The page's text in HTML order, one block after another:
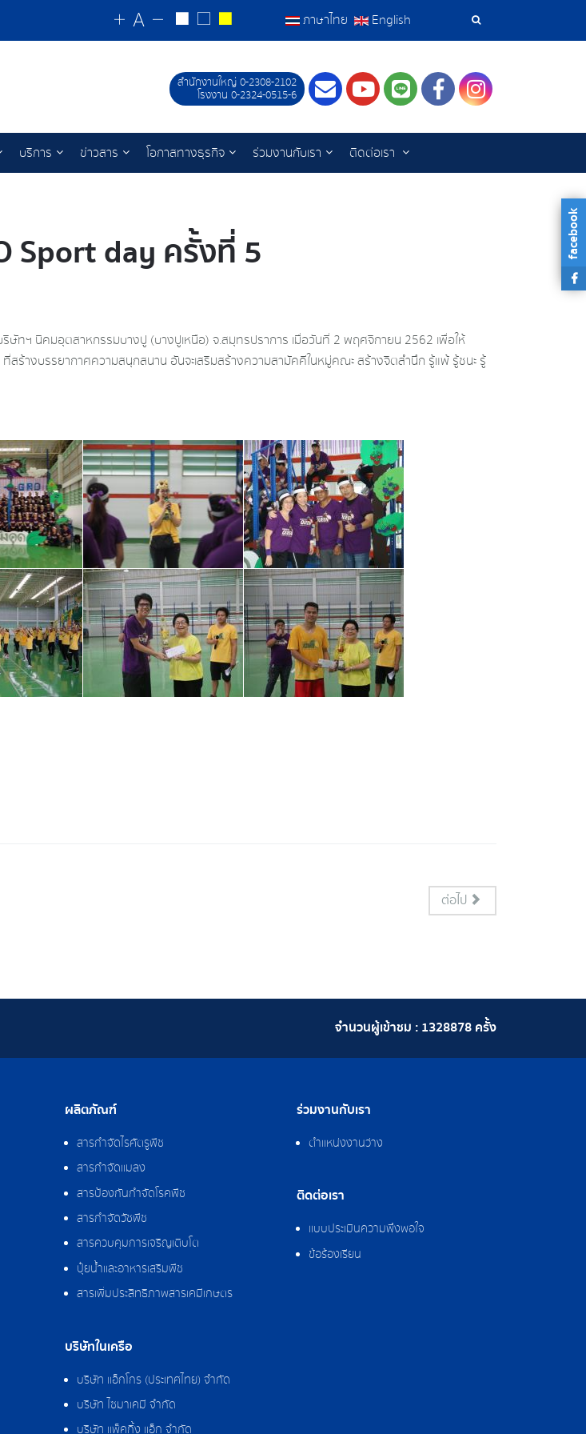
เครื่อง
ค้นหา
ภาษาไทย English
สำนักงานใหญ่ 0-2308-2102
โรงงาน 0-2324-0515-6
ContactYoutube
LINEFacebookInstagram
บริการ ข่าวสาร โอกาสทางธุรกิจ ร่วมงานกับเรา ติดต่อเรา
Sport day ครั้งที่ 5
ษัทฯ นิคมอุตสาหกรรมบางปู (บางปูเหนือ) จ.สมุทรปราการ เมื่อวันที่ 2 พฤศจิกายน 2562 เพื่อให้
ร้างบรรยากาศความสนุกสนาน อันจะเสริมสร้างความสามัคคีในหมู่คณะ สร้างจิตสำนึก รู้แพ้ รู้ชนะ รู้
ต่อไป
จำนวนผู้เข้าชม : 1328878 ครั้ง
ผลิตภัณฑ์
สารกำจัดไรศัตรูพืช
สารกำจัดแมลง
สารป้องกันกำจัดโรคพืช
สารกำจัดวัชพืช
สารควบคุมการเจริญเติบโต
ปุ๋ยน้ำและอาหารเสริมพืช
สารเพิ่มประสิทธิภาพสารเคมีเกษตร
บริษัทในเครือ
บริษัท แอ็กโกร (ประเทศไทย) จำกัด
บริษัท ไซมาเคมี จำกัด
บริษัท แพ็คกิ้ง แอ็ก จำกัด
ร่วมงานกับเรา
ตำแหน่งงานว่าง
ติดต่อเรา
แบบประเมินความพึงพอใจ
ข้อร้องเรียน
facebook